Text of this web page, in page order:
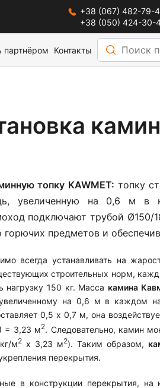
+38 (067) 482-79-
+38 (050) 424-30-
партнёром Контакты
топку KAWMET: топку
увеличенную на 0,6 м в
подключают трубой Ø150/
предметов и
всегда устанавливать на
строительных норм,
150 кг. Масса камина
на 0,6 м в каждом
0,5 x 0,7 м, она
= 3,23 м2. Следовательно, камин
м2 x 3,23 м2). Таким образом,
перекрытия.
в конструкции перекрытия, на